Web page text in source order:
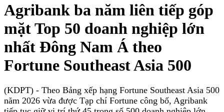
Agribank ba năm liên tiếp góp
mặt Top 50 doanh nghiệp lớn
nhất Đông Nam Á theo
Fortune Southeast Asia 500
(KDPT) - Theo Bảng xếp hạng Fortune Southeast Asia 500
năm 2026 vừa được Tạp chí Fortune công bố, Agribank